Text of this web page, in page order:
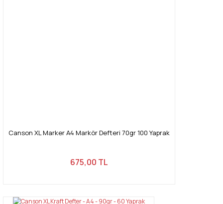
Canson XL Marker A4 Markör Defteri 70gr 100 Yaprak
675,00 TL